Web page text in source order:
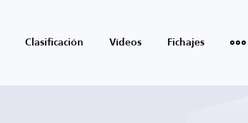
Clasificación Vídeos Fichajes